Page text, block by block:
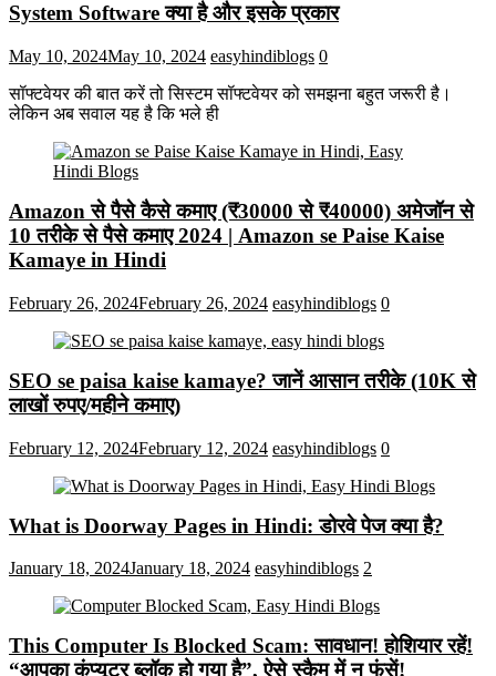
System Software क्या है और इसके प्रकार
May 10, 2024May 10, 2024 easyhindiblogs 0
सॉफ्टवेयर की बात करें तो सिस्टम सॉफ्टवेयर को समझना बहुत जरूरी है।
लेकिन अब सवाल यह है कि भले ही
Amazon से पैसे कैसे कमाए (₹30000 से ₹40000) अमेजॉन से
10 तरीके से पैसे कमाए 2024 | Amazon se Paise Kaise
Kamaye in Hindi
February 26, 2024February 26, 2024 easyhindiblogs 0
SEO se paisa kaise kamaye? जानें आसान तरीके (10K से
लाखों रुपए/महीने कमाए)
February 12, 2024February 12, 2024 easyhindiblogs 0
What is Doorway Pages in Hindi: डोरवे पेज क्या है?
January 18, 2024January 18, 2024 easyhindiblogs 2
This Computer Is Blocked Scam: सावधान! होशियार रहें!
“आपका कंप्यूटर ब्लॉक हो गया है”, ऐसे स्कैम में न फंसें!